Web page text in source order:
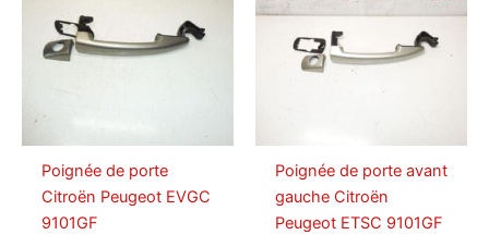
Poignée de porte
Citroën Peugeot EVGC
9101GF
Poignée de porte avant
gauche Citroën
Peugeot ETSC 9101GF